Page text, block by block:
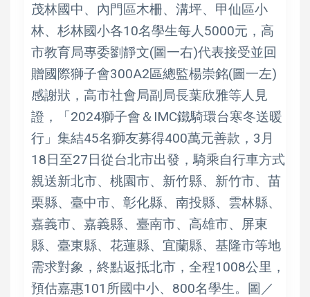
茂林國中、內門區木柵、溝坪、甲仙區小
林、杉林國小各10名學生每人5000元，高
市教育局專委劉靜文(圖一右)代表接受並回
贈國際獅子會300A2區總監楊崇銘(圖一左)
感謝狀，高市社會局副局長葉欣雅等人見
證，「2024獅子會＆IMC鐵騎環台寒冬送暖
行」集結45名獅友募得400萬元善款，3月
18日至27日從台北市出發，騎乘自行車方式
親送新北市、桃園市、新竹縣、新竹市、苗
栗縣、臺中市、彰化縣、南投縣、雲林縣、
嘉義市、嘉義縣、臺南市、高雄市、屏東
縣、臺東縣、花蓮縣、宜蘭縣、基隆市等地
需求對象，終點返抵北市，全程1008公里，
預估嘉惠101所國中小、800名學生。圖／